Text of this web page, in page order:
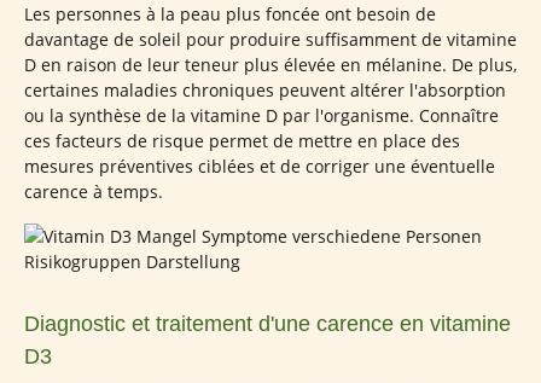
Les personnes à la peau plus foncée ont besoin de
davantage de soleil pour produire suffisamment de vitamine
D en raison de leur teneur plus élevée en mélanine. De plus,
certaines maladies chroniques peuvent altérer l'absorption
ou la synthèse de la vitamine D par l'organisme. Connaître
ces facteurs de risque permet de mettre en place des
mesures préventives ciblées et de corriger une éventuelle
carence à temps.
Diagnostic et traitement d'une carence en vitamine
D3